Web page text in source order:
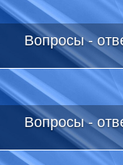
Вопросы -
Вопросы -